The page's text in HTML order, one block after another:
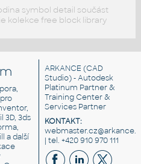
symbol detail součást
kolekce free block library
3D, 3ds
a další
ARKANCE (CAD
Studio) - Autodesk
Platinum Partner &
Training Center &
Services Partner
KONTAKT:
| tel. +420 910 970 111